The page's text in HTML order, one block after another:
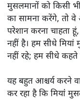
मुसलमानों को किसी
का सामना करेंगे, तो
परेशान करना चाहता
नहीं है। हम सीधे
नहीं रहे; हम सीधे
यह बहुत आश्चर्य करने
कर रहा है कि मियांं